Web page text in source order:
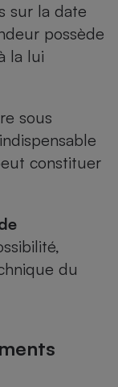
sur la date
possède
la lui
sous
constituer
du